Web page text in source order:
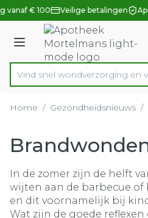
Ga naar de inhoud
1 van 1
vanaf € 100 Veilige betalingen
Menu
Product, merk, categorie...
Vind snel wondverzorging en v
Home / Gezondheidsnieuws /
In de zomer zijn de helft
wijten aan de barbecue of
en dit voornamelijk bij
Wat zijn de goede